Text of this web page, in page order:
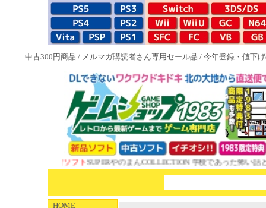
中古300円商品 / メルマガ購読者さん専用セール品 / 今年登録・値下
SUPERやのまんCOLLECTION 学校であった怖い話と晦󠄀つ
HOME